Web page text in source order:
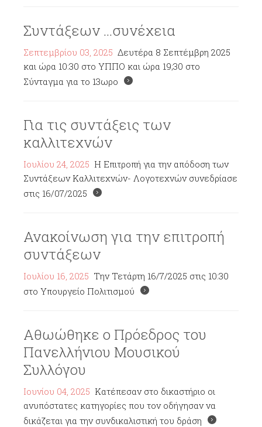
Συντάξεων ...συνέχεια
Σεπτεμβρίου 03, 2025 Δευτέρα 8 Σεπτέμβρη 2025
και ώρα 10:30 στο ΥΠΠΟ και ώρα 19;30 στο
Σύνταγμα για το 13ωρο
Για τις συντάξεις των
καλλιτεχνών
Ιουλίου 24, 2025 Η Επιτροπή για την απόδοση των
Συντάξεων Καλλιτεχνών- Λογοτεχνών συνεδρίασε
στις 16/07/2025
Ανακοίνωση για την επιτροπή
συντάξεων
Ιουλίου 16, 2025 Την Τετάρτη 16/7/2025 στις 10:30
στο Υπουργείο Πολιτισμού
Αθωώθηκε ο Πρόεδρος του
Πανελλήνιου Μουσικού
Συλλόγου
Ιουνίου 04, 2025 Κατέπεσαν στο δικαστήριο οι
ανυπόστατες κατηγορίες που τον οδήγησαν να
δικάζεται για την συνδικαλιστική του δράση